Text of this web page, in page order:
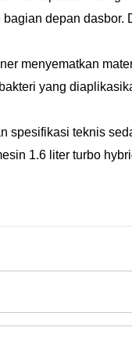
depan
menyematkan
yang
spesifikasi teknis
1.6 liter turbo